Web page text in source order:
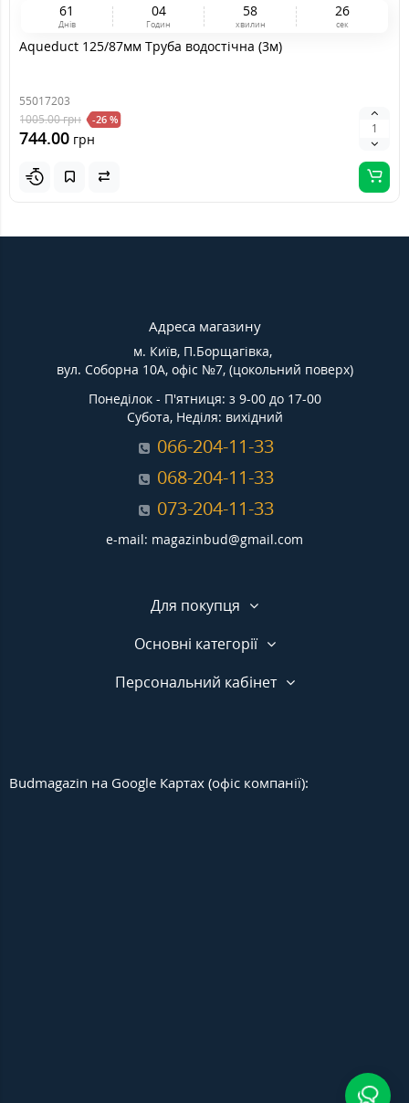
61
Днів
04
Годин
58
хвилин
25
сек
Aqueduct 125/87мм Труба водостічна (3м)
55017203
1005.00грн -26 %
744.00 грн
Адреса магазину
м. Київ, П.Борщагівка,
вул. Соборна 10А, офіс №7, (цокольний поверх)
Понеділок - П'ятниця: з 9-00 до 17-00
Субота, Неділя: вихідний
066-204-11-33
068-204-11-33
073-204-11-33
e-mail: magazinbud@gmail.com
Для покупця
Основні категорії
Персональний кабінет
Budmagazin на Google Картах (офіс компанії):